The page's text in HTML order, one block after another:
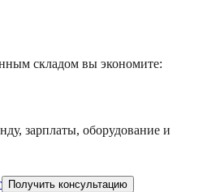
складом вы экономите:
зарплаты, оборудование и
Получить консультацию